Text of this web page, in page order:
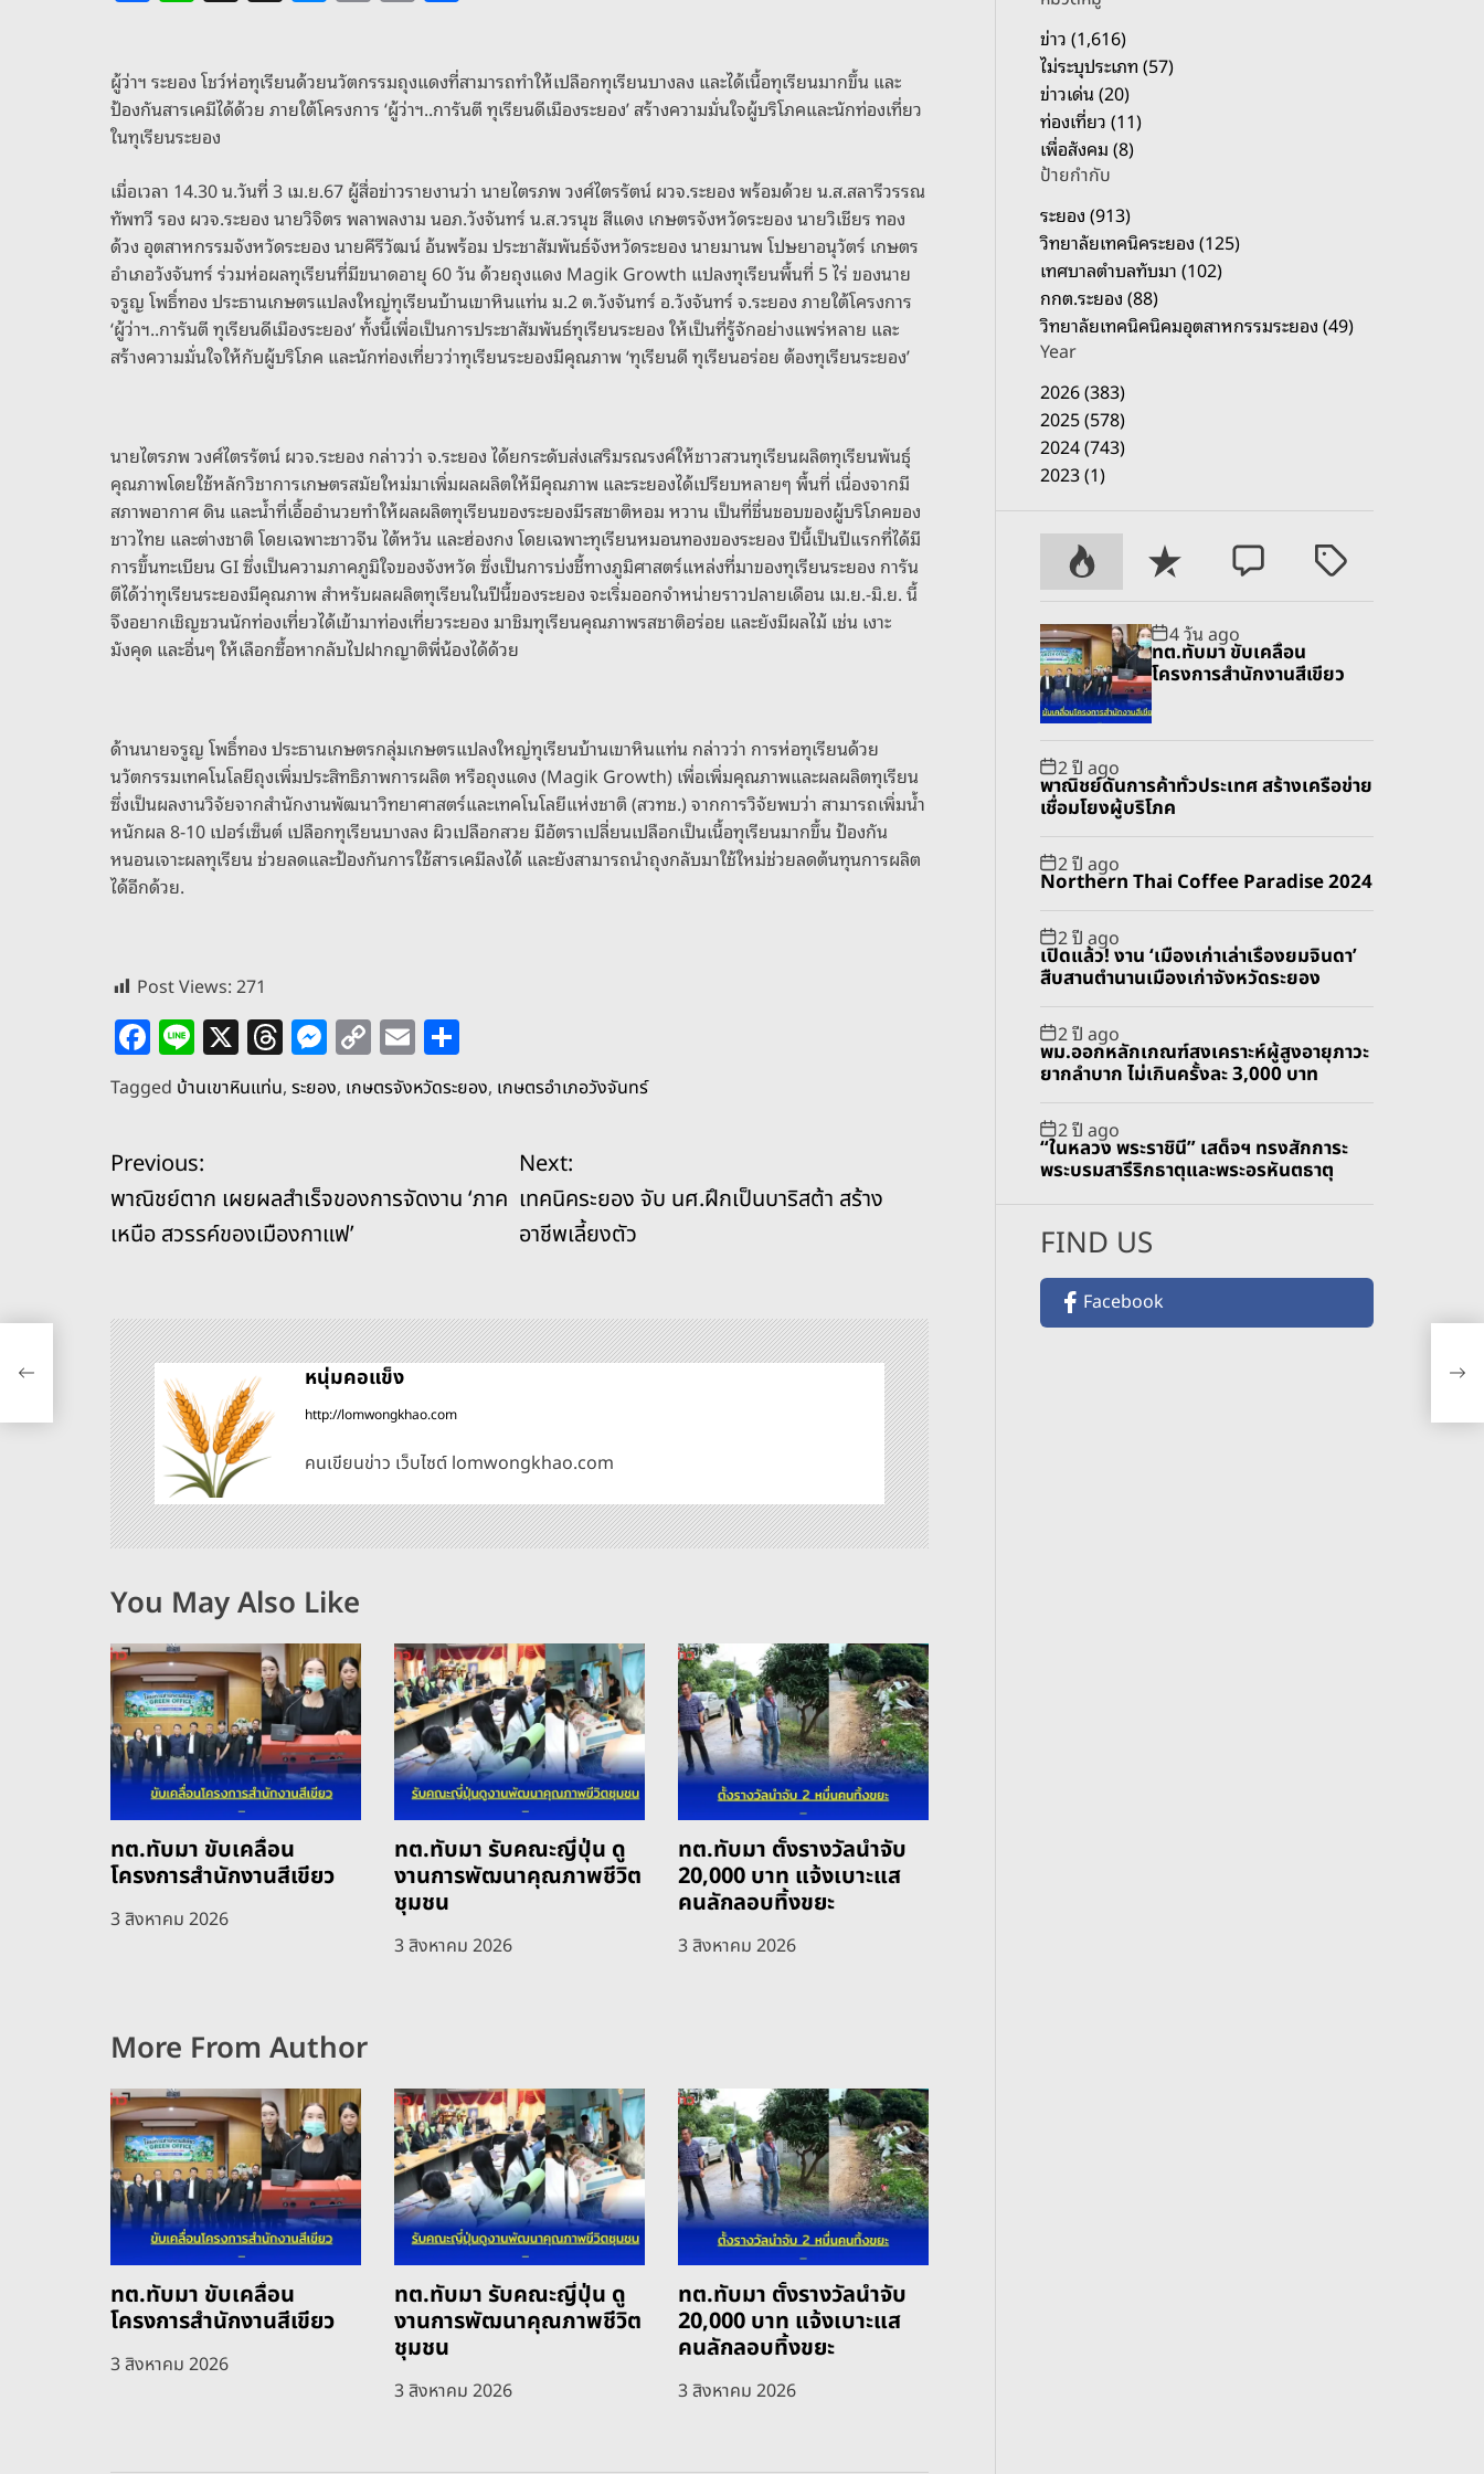
a
e
b
o
o
k
n h
a
d
e
e
n
er
o
y
Li
k
m
l e
ผู้ว่าฯ ระยอง โชว์ห่อทุเรียนด้วยนวัตกรรมถุงแดงที่สามารถทำให้เปลือกทุเรียนบางลง และได้เนื้อทุเรียนมากขึ้น และ
ป้องกันสารเคมีได้ด้วย ภายใต้โครงการ ‘ผู้ว่าฯ..การันตี ทุเรียนดีเมืองระยอง’ สร้างความมั่นใจผู้บริโภคและนักท่องเที่ยว
ในทุเรียนระยอง
เมื่อเวลา 14.30 น.วันที่ 3 เม.ย.67 ผู้สื่อข่าวรายงานว่า นายไตรภพ วงศ์ไตรรัตน์ ผวจ.ระยอง พร้อมด้วย น.ส.สลารีวรรณ
ทัพทวี รอง ผวจ.ระยอง นายวิจิตร พลาพลงาม นอภ.วังจันทร์ น.ส.วรนุช สีแดง เกษตรจังหวัดระยอง นายวิเชียร ทอง
ด้วง อุตสาหกรรมจังหวัดระยอง นายคีรีวัฒน์ อ้นพร้อม ประชาสัมพันธ์จังหวัดระยอง นายมานพ โปษยาอนุวัตร์ เกษตร
อำเภอวังจันทร์ ร่วมห่อผลทุเรียนที่มีขนาดอายุ 60 วัน ด้วยถุงแดง Magik Growth แปลงทุเรียนพื้นที่ 5 ไร่ ของนาย
จรูญ โพธิ์ทอง ประธานเกษตรแปลงใหญ่ทุเรียนบ้านเขาหินแท่น ม.2 ต.วังจันทร์ อ.วังจันทร์ จ.ระยอง ภายใต้โครงการ
‘ผู้ว่าฯ..การันตี ทุเรียนดีเมืองระยอง’ ทั้งนี้เพื่อเป็นการประชาสัมพันธ์ทุเรียนระยอง ให้เป็นที่รู้จักอย่างแพร่หลาย และ
สร้างความมั่นใจให้กับผู้บริโภค และนักท่องเที่ยวว่าทุเรียนระยองมีคุณภาพ ‘ทุเรียนดี ทุเรียนอร่อย ต้องทุเรียนระยอง’
นายไตรภพ วงศ์ไตรรัตน์ ผวจ.ระยอง กล่าวว่า จ.ระยอง ได้ยกระดับส่งเสริมรณรงค์ให้ชาวสวนทุเรียนผลิตทุเรียนพันธุ์
คุณภาพโดยใช้หลักวิชาการเกษตรสมัยใหม่มาเพิ่มผลผลิตให้มีคุณภาพ และระยองได้เปรียบหลายๆ พื้นที่ เนื่องจากมี
สภาพอากาศ ดิน และน้ำที่เอื้ออำนวยทำให้ผลผลิตทุเรียนของระยองมีรสชาติหอม หวาน เป็นที่ชื่นชอบของผู้บริโภคของ
ชาวไทย และต่างชาติ โดยเฉพาะชาวจีน ไต้หวัน และฮ่องกง โดยเฉพาะทุเรียนหมอนทองของระยอง ปีนี้เป็นปีแรกที่ได้มี
การขึ้นทะเบียน GI ซึ่งเป็นความภาคภูมิใจของจังหวัด ซึ่งเป็นการบ่งชี้ทางภูมิศาสตร์แหล่งที่มาของทุเรียนระยอง การัน
ตีได้ว่าทุเรียนระยองมีคุณภาพ สำหรับผลผลิตทุเรียนในปีนี้ของระยอง จะเริ่มออกจำหน่ายราวปลายเดือน เม.ย.-มิ.ย. นี้
จึงอยากเชิญชวนนักท่องเที่ยวได้เข้ามาท่องเที่ยวระยอง มาชิมทุเรียนคุณภาพรสชาติอร่อย และยังมีผลไม้ เช่น เงาะ
มังคุด และอื่นๆ ให้เลือกซื้อหากลับไปฝากญาติพี่น้องได้ด้วย
ด้านนายจรูญ โพธิ์ทอง ประธานเกษตรกลุ่มเกษตรแปลงใหญ่ทุเรียนบ้านเขาหินแท่น กล่าวว่า การห่อทุเรียนด้วย
นวัตกรรมเทคโนโลยีถุงเพิ่มประสิทธิภาพการผลิต หรือถุงแดง (Magik Growth) เพื่อเพิ่มคุณภาพและผลผลิตทุเรียน
ซึ่งเป็นผลงานวิจัยจากสำนักงานพัฒนาวิทยาศาสตร์และเทคโนโลยีแห่งชาติ (สวทช.) จากการวิจัยพบว่า สามารถเพิ่มน้ำ
หนักผล 8-10 เปอร์เซ็นต์ เปลือกทุเรียนบางลง ผิวเปลือกสวย มีอัตราเปลี่ยนเปลือกเป็นเนื้อทุเรียนมากขึ้น ป้องกัน
หนอนเจาะผลทุเรียน ช่วยลดและป้องกันการใช้สารเคมีลงได้ และยังสามารถนำถุงกลับมาใช้ใหม่ช่วยลดต้นทุนการผลิต
ได้อีกด้วย.
Post Views:271
F
a
c
e
b
o
o
Li
n
e
X T
h
re
d
s
M
e
ss
g
er
C
o
p
Li
n
E
m
ai
h
ar
Tagged บ้านเขาหินแท่น, ระยอง, เกษตรจังหวัดระยอง, เกษตรอำเภอวังจันทร์
แ
น
แ
น
ว
เ
รื่
อ
ง
Previous:
พาณิชย์ตาก เผยผลสำเร็จของการจัดงาน ‘ภาค
เหนือ สวรรค์ของเมืองกาแฟ’
Next:
เทคนิคระยอง จับ นศ.ฝึกเป็นบาริสต้า สร้าง
อาชีพเลี้ยงตัว
หนุ่มคอแข็ง
http://lomwongkhao.com
คนเขียนข่าว เว็บไซต์ lomwongkhao.com
You May Also Like
ทต.ทับมา ขับเคลื่อน
โครงการสำนักงานสีเขียว
3 สิงหาคม 2026
ทต.ทับมา รับคณะญี่ปุ่น ดู
งานการพัฒนาคุณภาพชีวิต
ชุมชน
3 สิงหาคม 2026
ทต.ทับมา ตั้งรางวัลนำจับ
20,000 บาท แจ้งเบาะแส
คนลักลอบทิ้งขยะ
3 สิงหาคม 2026
More From Author
ทต.ทับมา ขับเคลื่อน
โครงการสำนักงานสีเขียว
3 สิงหาคม 2026
ทต.ทับมา รับคณะญี่ปุ่น ดู
งานการพัฒนาคุณภาพชีวิต
ชุมชน
3 สิงหาคม 2026
ทต.ทับมา ตั้งรางวัลนำจับ
20,000 บาท แจ้งเบาะแส
คนลักลอบทิ้งขยะ
3 สิงหาคม 2026
บ
:
ข่าว (1,616)
ไม่ระบุประเภท (57)
ข่าวเด่น (20)
ท่องเที่ยว (11)
เพื่อสังคม (8)
ป้ายกำกับ
ระยอง (913)
วิทยาลัยเทคนิคระยอง (125)
เทศบาลตำบลทับมา (102)
กกต.ระยอง (88)
วิทยาลัยเทคนิคนิคมอุตสาหกรรมระยอง (49)
Year
2026 (383)
2025 (578)
2024 (743)
2023 (1)
P
o
p
u
l
a
r
R
e
c
e
n
t
C
o
m
m
e
T
g
e
4 วัน ago
ทต.ทับมา ขับเคลื่อน
โครงการสำนักงานสีเขียว
2 ปี ago
พาณิชย์ดันการค้าทั่วประเทศ สร้างเครือข่าย
เชื่อมโยงผู้บริโภค
2 ปี ago
Northern Thai Coffee Paradise 2024
2 ปี ago
เปิดแล้ว! งาน ‘เมืองเก่าเล่าเรื่องยมจินดา’
สืบสานตำนานเมืองเก่าจังหวัดระยอง
2 ปี ago
พม.ออกหลักเกณฑ์สงเคราะห์ผู้สูงอายุภาวะ
ยากลำบาก ไม่เกินครั้งละ 3,000 บาท
2 ปี ago
“ในหลวง พระราชินี” เสด็จฯ ทรงสักการะ
พระบรมสารีริกธาตุและพระอรหันตธาตุ
FIND US
Facebook
อง
สต้